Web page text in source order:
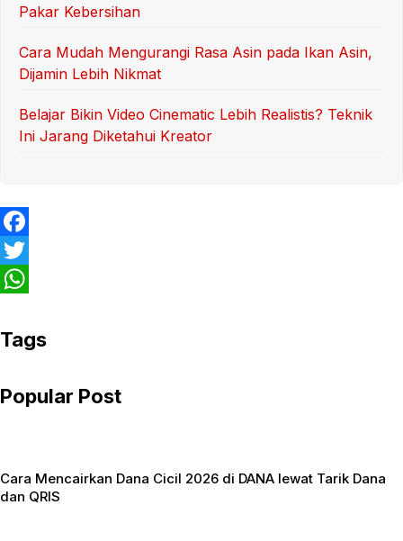
Pakar Kebersihan
Cara Mudah Mengurangi Rasa Asin pada Ikan Asin,
Dijamin Lebih Nikmat
Belajar Bikin Video Cinematic Lebih Realistis? Teknik
Ini Jarang Diketahui Kreator
F
a
e
o
T
i
t
h
t
p
Tags
Popular Post
Cara Mencairkan Dana Cicil 2026 di DANA lewat Tarik Dana
dan QRIS